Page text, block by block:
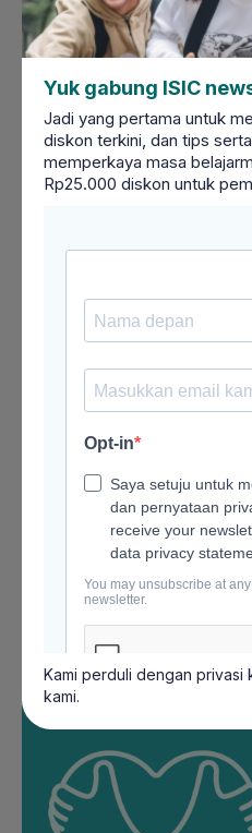
itu pintu kesempatan
profesional. Siapa sangka
start-up, atau profesormu
untukmu, atau teman
klienmu. Peliharalah
adanya, dan tidak takut
berpura-pura.
secara fisik maupun
kerja non-stop, tidak bisa
kalau dalam keadaan sakit
Olahraga ringan, tarik
musik, meditasi atau
dari sekitarmu ya!
Yuk gabung ISIC
Jadi yang pertama untuk
diskon terkini, dan tips
memperkaya masa
Rp25.000 diskon untuk
Kami perduli dengan privasi
kami.